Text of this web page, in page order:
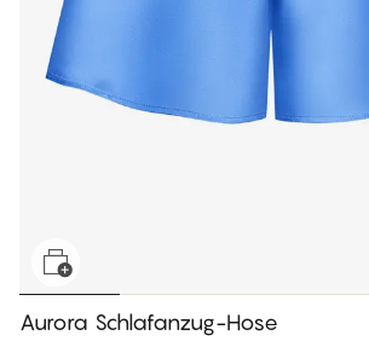
Aurora Schlafanzug-Hose